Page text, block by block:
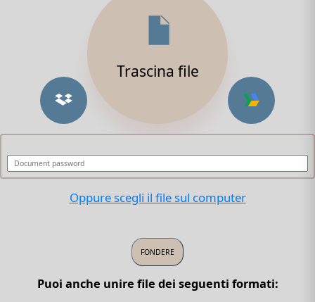
Trascina file
Oppure scegli il file sul computer
Puoi anche unire file dei seguenti formati: